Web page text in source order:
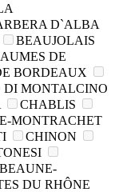
D`ALBA
BEAUJOLAIS
DE
BORDEAUX
DI MONTALCINO
CHABLIS
MONTRACHET
CHINON
DU RHÔNE